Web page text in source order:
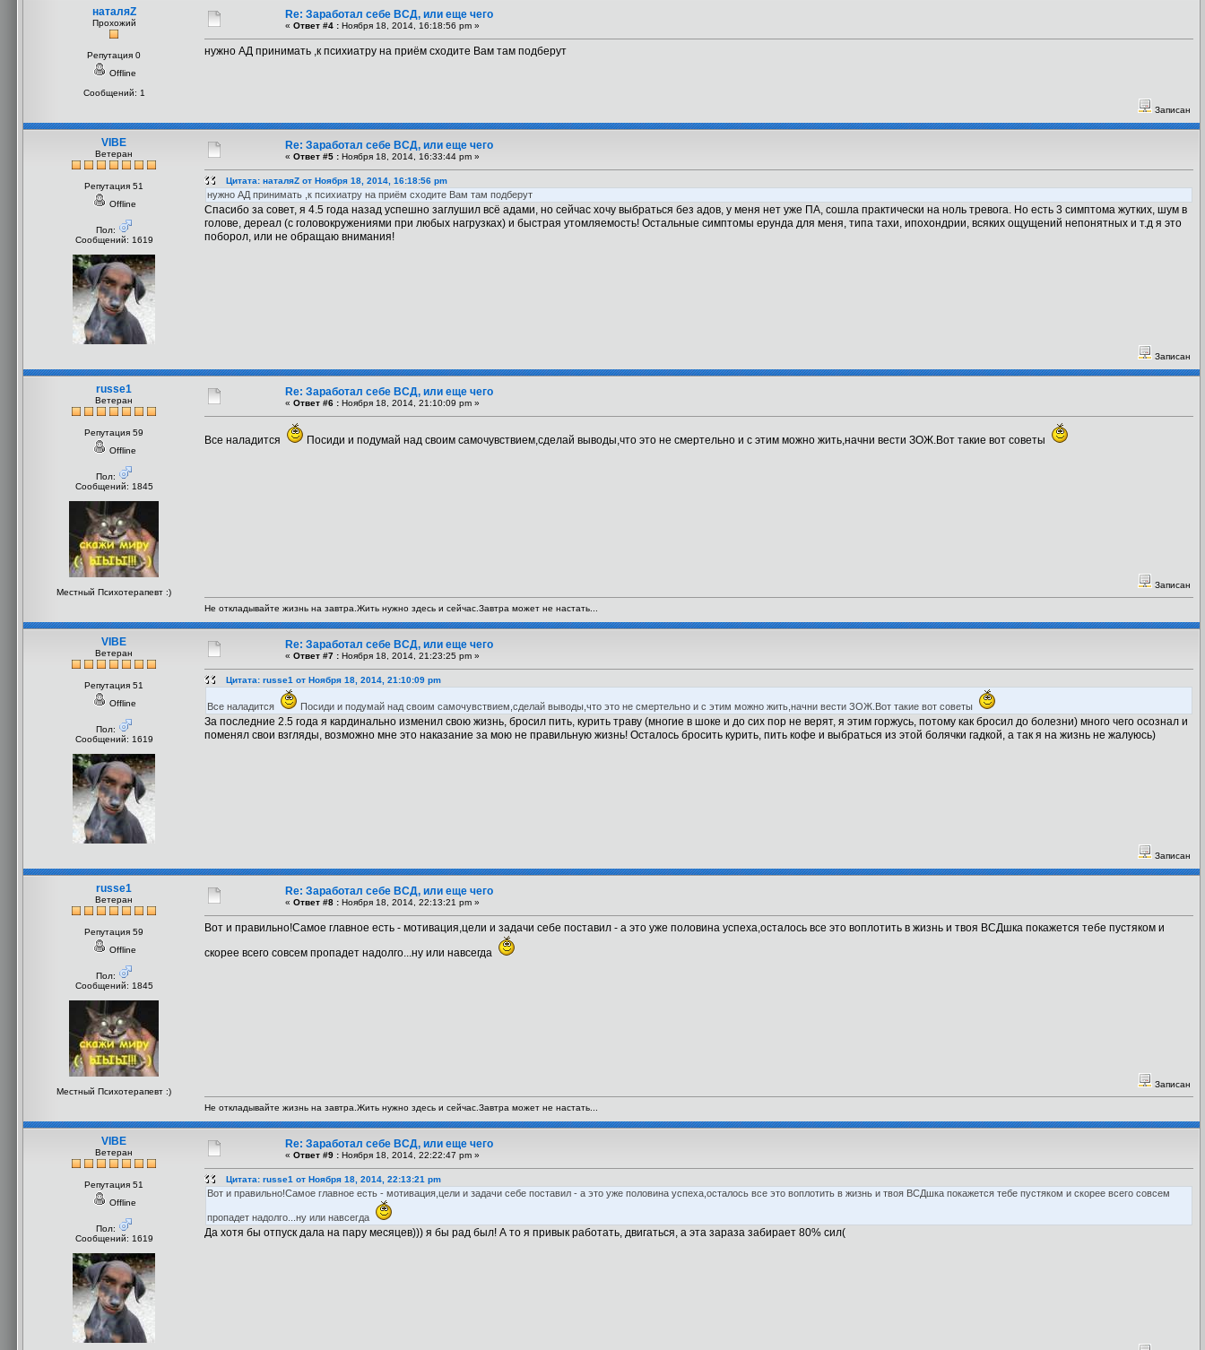
наталяZ
Прохожий
Репутация 0
Offline
Сообщений: 1
Re: Заработал себе ВСД, или еще чего
« Ответ #4 : Ноября 18, 2014, 16:18:56 pm »
нужно АД принимать ,к психиатру на приём сходите Вам там подберут
Записан
VIBE
Ветеран
Репутация 51
Offline
Пол:
Сообщений: 1619
Re: Заработал себе ВСД, или еще чего
« Ответ #5 : Ноября 18, 2014, 16:33:44 pm »
Цитата: наталяZ от Ноября 18, 2014, 16:18:56 pm
нужно АД принимать ,к психиатру на приём сходите Вам там подберут
Спасибо за совет, я 4.5 года назад успешно заглушил всё адами, но сейчас хочу выбраться без адов, у меня нет уже ПА, сошла практически на ноль тревога. Но есть 3 симптома жутких, шум в
голове, дереал (с головокружениями при любых нагрузках) и быстрая утомляемость! Остальные симптомы ерунда для меня, типа тахи, ипохондрии, всяких ощущений непонятных и т.д я это
поборол, или не обращаю внимания!
Записан
russe1
Ветеран
Репутация 59
Offline
Пол:
Сообщений: 1845
Местный Психотерапевт :)
Re: Заработал себе ВСД, или еще чего
« Ответ #6 : Ноября 18, 2014, 21:10:09 pm »
Все наладится Посиди и подумай над своим самочувствием,сделай выводы,что это не смертельно и с этим можно жить,начни вести ЗОЖ.Вот такие вот советы
Записан
Не откладывайте жизнь на завтра.Жить нужно здесь и сейчас.Завтра может не настать...
VIBE
Ветеран
Репутация 51
Offline
Пол:
Сообщений: 1619
Re: Заработал себе ВСД, или еще чего
« Ответ #7 : Ноября 18, 2014, 21:23:25 pm »
Цитата: russe1 от Ноября 18, 2014, 21:10:09 pm
Все наладится Посиди и подумай над своим самочувствием,сделай выводы,что это не смертельно и с этим можно жить,начни вести ЗОЖ.Вот такие вот советы
За последние 2.5 года я кардинально изменил свою жизнь, бросил пить, курить траву (многие в шоке и до сих пор не верят, я этим горжусь, потому как бросил до болезни) много чего осознал и
поменял свои взгляды, возможно мне это наказание за мою не правильную жизнь! Осталось бросить курить, пить кофе и выбраться из этой болячки гадкой, а так я на жизнь не жалуюсь)
Записан
russe1
Ветеран
Репутация 59
Offline
Пол:
Сообщений: 1845
Местный Психотерапевт :)
Re: Заработал себе ВСД, или еще чего
« Ответ #8 : Ноября 18, 2014, 22:13:21 pm »
Вот и правильно!Самое главное есть - мотивация,цели и задачи себе поставил - а это уже половина успеха,осталось все это воплотить в жизнь и твоя ВСДшка покажется тебе пустяком и
скорее всего совсем пропадет надолго...ну или навсегда
Записан
Не откладывайте жизнь на завтра.Жить нужно здесь и сейчас.Завтра может не настать...
VIBE
Ветеран
Репутация 51
Offline
Пол:
Сообщений: 1619
Re: Заработал себе ВСД, или еще чего
« Ответ #9 : Ноября 18, 2014, 22:22:47 pm »
Цитата: russe1 от Ноября 18, 2014, 22:13:21 pm
Вот и правильно!Самое главное есть - мотивация,цели и задачи себе поставил - а это уже половина успеха,осталось все это воплотить в жизнь и твоя ВСДшка покажется тебе пустяком и скорее всего совсем
пропадет надолго...ну или навсегда
Да хотя бы отпуск дала на пару месяцев))) я бы рад был! А то я привык работать, двигаться, а эта зараза забирает 80% сил(